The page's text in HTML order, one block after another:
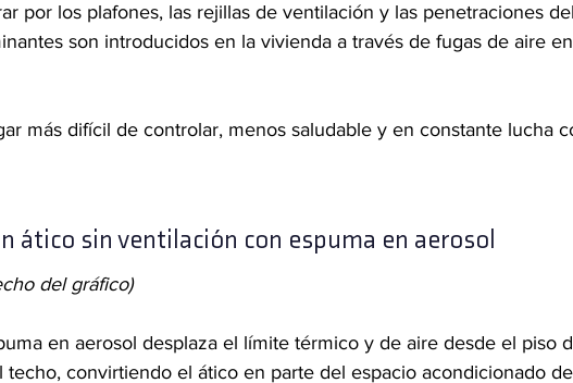
por los plafones, las rejillas de ventilación y las penetraciones del
son introducidos en la vivienda a través de fugas de aire
más difícil de controlar, menos saludable y en constante lucha
ático sin ventilación con espuma en aerosol
del gráfico)
en aerosol desplaza el límite térmico y de aire desde el piso
techo, convirtiendo el ático en parte del espacio acondicionado